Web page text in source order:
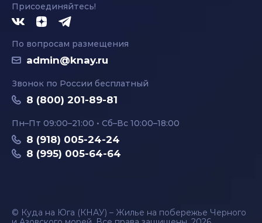
Присоединяйтесь!
По вопросам размещения
admin@knay.ru
Звонок по России бесплатный
8 (800) 201-89-81
Пн–Пт 09:00–21:00 • Сб–Вс 10:00–18:00
8 (918) 005-24-24
8 (995) 005-64-64
© Куда на Юга (КНАУ) – Жилье на побережье Черного